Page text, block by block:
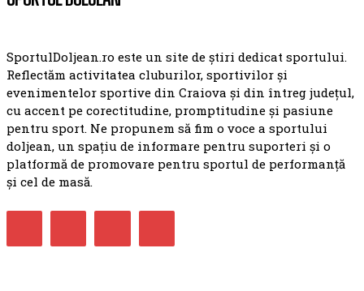
SportulDoljean.ro este un site de știri dedicat sportului.
Reflectăm activitatea cluburilor, sportivilor și
evenimentelor sportive din Craiova și din întreg județul,
cu accent pe corectitudine, promptitudine și pasiune
pentru sport. Ne propunem să fim o voce a sportului
doljean, un spațiu de informare pentru suporteri și o
platformă de promovare pentru sportul de performanță
și cel de masă.